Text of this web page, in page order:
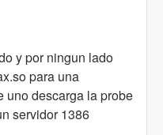
y por ningun lado
para una
uno descarga la probe
servidor 1386